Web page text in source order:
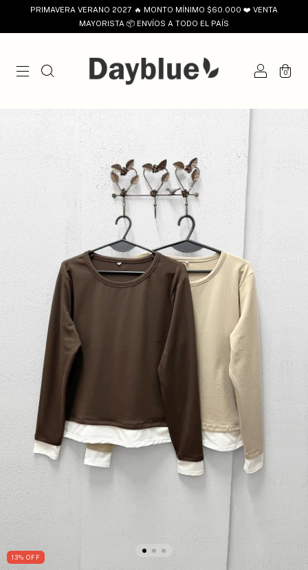
PRIMAVERA VERANO 2027 🔥 MONTO MÍNIMO $60.000 ❤️ VENTA
MAYORISTA 📦 ENVÍOS A TODO EL PAÍS
0
13% OFF